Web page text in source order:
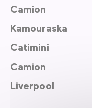
Camion
Kamouraska
Catimini
Camion
Liverpool